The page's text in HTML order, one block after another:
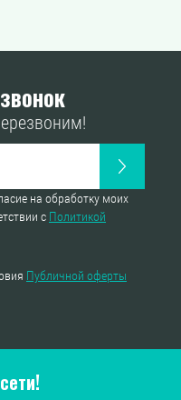
на обработку моих
с Политикой
Публичной оферты